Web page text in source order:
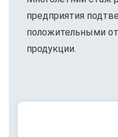
предприятия
положительными
продукции.